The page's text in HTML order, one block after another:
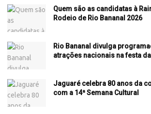
Quem são as candidatas à
Rodeio de Rio Bananal 2026
Rio Bananal divulga
atrações nacionais na festa
Jaguaré celebra 80 anos da
com a 14ª Semana Cultural